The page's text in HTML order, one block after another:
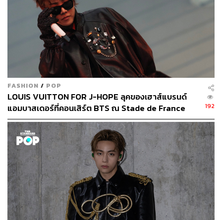
TAGS: ลู่วิ่ง Olympic Games 2024 Stade de France
430
FASHION / POP
LOUIS VUITTON FOR J-HOPE ลุคของเฮาส์แบรนด์
แอมบาสเดอร์ที่คอนเสิร์ต BTS ณ Stade de France
192